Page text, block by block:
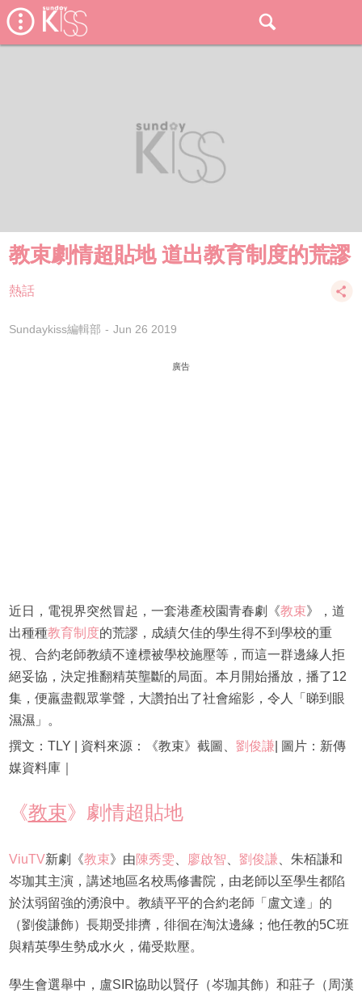
教束劇情超貼地 道出教育制度的荒謬
熱話
Sundaykiss編輯部 Jun 26 2019
廣告
近日，電視界突然冒起，一套港產校園青春劇《教束》，道
出種種教育制度的荒謬，成績欠佳的學生得不到學校的重
視、合約老師教績不達標被學校施壓等，而這一群邊緣人拒
絕妥協，決定推翻精英壟斷的局面。本月開始播放，播了12
集，便羸盡觀眾掌聲，大讚拍出了社會縮影，令人「睇到眼
濕濕」。
撰文：TLY | 資料來源：《教束》截圖、 劉俊謙 | 圖片：新傳
媒資料庫｜
《教束》劇情超貼地
ViuTV新劇《教束》由陳秀雯 廖啟智 劉俊謙 、朱栢謙和
岑珈其主演，講述地區名校馬修書院，由老師以至學生都陷
於汰弱留強的湧浪中。教績平平的合約老師「盧文達」的
（劉俊謙飾）長期受排擠，徘徊在淘汰邊緣；他任教的5C班
與精英學生勢成水火，備受欺壓。
學生會選舉中，盧SIR協助以賢仔（岑珈其飾）和莊子（周漢